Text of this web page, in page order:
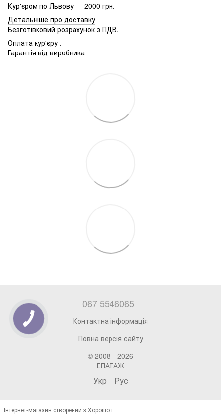
Кур'єром по Львову — 2000 грн.
Детальніше про доставку
Безготівковий розрахунок з ПДВ.
Оплата кур'єру .
Гарантія від виробника
067 5546065
Контактна інформація
Повна версія сайту
© 2008—2026
ЕПАТАЖ
Укр Рус
Інтернет-магазин створений з Хорошоп